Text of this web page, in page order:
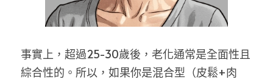
事實上，超過25-30歲後，老化通常是全面性且
綜合性的。所以，如果你是混合型（皮鬆+肉